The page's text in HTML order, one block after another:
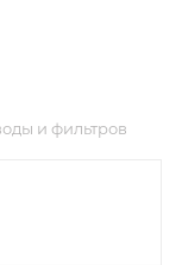
и фильтров